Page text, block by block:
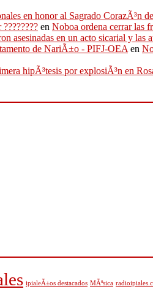
en honor al Sagrado CorazÃ³n
en Noboa ordena cerrar las
asesinadas en un acto sicarial y
de NariÃ±o - PIFJ-OEA en
hipÃ³tesis por explosiÃ³n en
ipialeÃ±os destacados MÃºsica